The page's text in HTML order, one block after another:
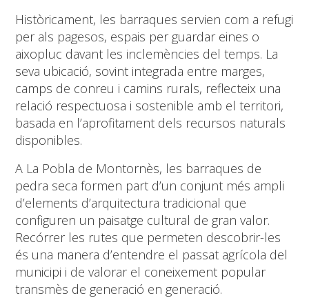
Històricament, les barraques servien com a refugi
per als pagesos, espais per guardar eines o
aixopluc davant les inclemències del temps. La
seva ubicació, sovint integrada entre marges,
camps de conreu i camins rurals, reflecteix una
relació respectuosa i sostenible amb el territori,
basada en l’aprofitament dels recursos naturals
disponibles.
A La Pobla de Montornès, les barraques de
pedra seca formen part d’un conjunt més ampli
d’elements d’arquitectura tradicional que
configuren un paisatge cultural de gran valor.
Recórrer les rutes que permeten descobrir-les
és una manera d’entendre el passat agrícola del
municipi i de valorar el coneixement popular
transmès de generació en generació.